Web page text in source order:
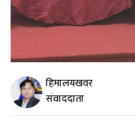
हिमालयखवर
संवाददाता